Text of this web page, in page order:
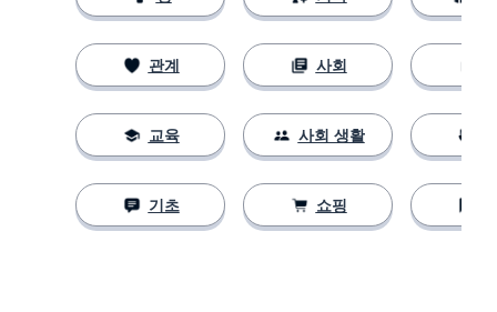
관계
교육
기초
사회
사회 생활
쇼핑